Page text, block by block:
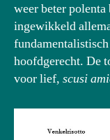
weer beter
ingewikkeld
hoofdgerecht. De
voor lief, scusi